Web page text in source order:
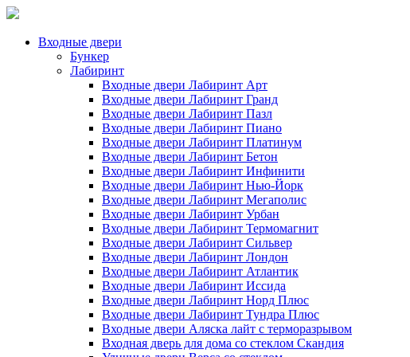
Входные двери
Бункер
Лабиринт
Входные двери Лабиринт Арт
Входные двери Лабиринт Гранд
Входные двери Лабиринт Пазл
Входные двери Лабиринт Пиано
Входные двери Лабиринт Платинум
Входные двери Лабиринт Бетон
Входные двери Лабиринт Инфинити
Входные двери Лабиринт Нью-Йорк
Входные двери Лабиринт Мегаполис
Входные двери Лабиринт Урбан
Входные двери Лабиринт Термомагнит
Входные двери Лабиринт Сильвер
Входные двери Лабиринт Лондон
Входные двери Лабиринт Атлантик
Входные двери Лабиринт Иссида
Входные двери Лабиринт Норд Плюс
Входные двери Лабиринт Тундра Плюс
Входные двери Аляска лайт с терморазрывом
Входная дверь для дома со стеклом Скандия